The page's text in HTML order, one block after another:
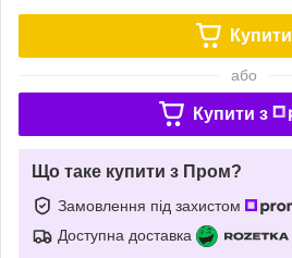
Купити
або
Купити з
Що таке купити з Пром?
Замовлення під захистом
Доступна доставка